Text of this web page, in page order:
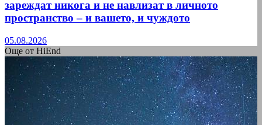
зареждат никога и не навлизат в личното
пространство – и вашето, и чуждото
05.08.2026
Още от HiEnd